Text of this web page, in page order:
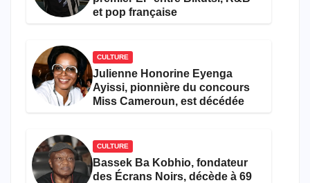
et pop française
CULTURE
Julienne Honorine Eyenga
Ayissi, pionnière du concours
Miss Cameroun, est décédée
CULTURE
Bassek Ba Kobhio, fondateur
des Écrans Noirs, décède à 69